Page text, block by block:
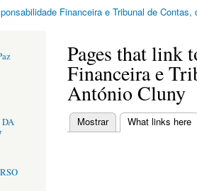
Financeira e Tribunal de Contas,
DA
Pages that link
Financeira e
António Cluny
Separadores
Mostrar What links here